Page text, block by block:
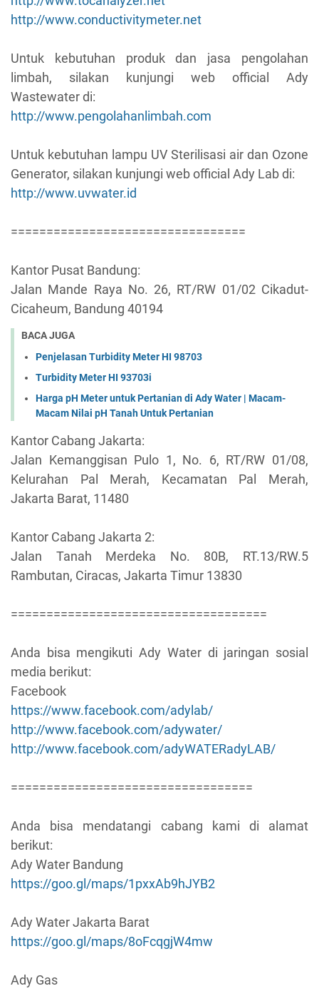
http://www.conductivitymeter.net
Untuk kebutuhan produk dan jasa pengolahan
limbah, silakan kunjungi web official Ady
Wastewater di:
http://www.pengolahanlimbah.com
Untuk kebutuhan lampu UV Sterilisasi air dan Ozone
Generator, silakan kunjungi web official Ady Lab di:
http://www.uvwater.id
=================================
Kantor Pusat Bandung:
Jalan Mande Raya No. 26, RT/RW 01/02 Cikadut-
Cicaheum, Bandung 40194
BACA JUGA
Penjelasan Turbidity Meter HI 98703
Turbidity Meter HI 93703i
Harga pH Meter untuk Pertanian di Ady Water | Macam-
Macam Nilai pH Tanah Untuk Pertanian
Kantor Cabang Jakarta:
Jalan Kemanggisan Pulo 1, No. 6, RT/RW 01/08,
Kelurahan Pal Merah, Kecamatan Pal Merah,
Jakarta Barat, 11480
Kantor Cabang Jakarta 2:
Jalan Tanah Merdeka No. 80B, RT.13/RW.5
Rambutan, Ciracas, Jakarta Timur 13830
====================================
Anda bisa mengikuti Ady Water di jaringan sosial
media berikut:
Facebook
https://www.facebook.com/adylab/
http://www.facebook.com/adywater/
http://www.facebook.com/adyWATERadyLAB/
==================================
Anda bisa mendatangi cabang kami di alamat
berikut:
Ady Water Bandung
https://goo.gl/maps/1pxxAb9hJYB2
Ady Water Jakarta Barat
https://goo.gl/maps/8oFcqgjW4mw
Ady Gas